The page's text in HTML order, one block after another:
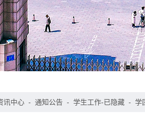
讯中心 - 通知公告 - 学生工作-已隐藏 - 学